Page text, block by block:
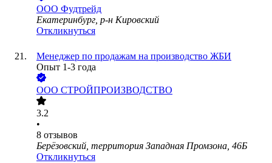
ООО Фудтрейд
Екатеринбург, р-н Кировский
Откликнуться
Менеджер по продажам на производство ЖБИ
Опыт 1-3 года
ООО СТРОЙПРОИЗВОДСТВО
3.2
•
8 отзывов
Берёзовский, территория Западная Промзона, 46Б
Откликнуться